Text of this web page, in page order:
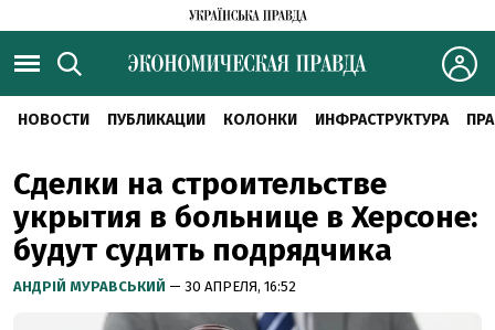
НОВОСТИ ПУБЛИКАЦИИ КОЛОНКИ ИНФРАСТРУКТУРА
Сделки на строительстве
укрытия в больнице в Херсоне:
будут судить подрядчика
АНДРІЙ МУРАВСЬКИЙ — 30 АПРЕЛЯ, 16:52